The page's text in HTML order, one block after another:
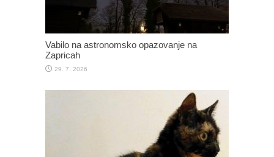
Vabilo na astronomsko opazovanje na
Zapricah
29. 7. 2026